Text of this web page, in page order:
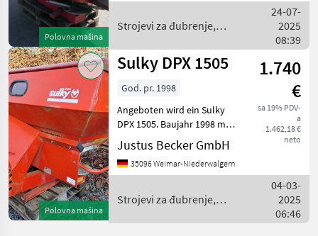
Polovna mašina
đubriva
Strojevi za đubrenje,
Sulky
24-07-
2025
08:39
Polovna mašina
Sulky DPX 1505
1.740
€
sa 19% PDV-
a
1.462,18 €
neto
God. pr. 1998
Angeboten wird ein Sulky
DPX 1505. Baujahr 1998 mit
Plane. Strojevi za đubrenje,
gnojenje i navodnjavanje
Rasipači mineralnog
Justus Becker GmbH
35096 Weimar-Niederwalgern
Strojevi za đubrenje,
Sulky
04-03-
2025
06:46